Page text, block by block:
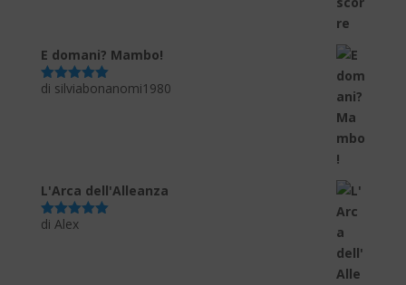
E domani? Mambo!
Valutato5
di silviabonanomi1980
L'Arca dell'Alleanza
Valutato
di Alex